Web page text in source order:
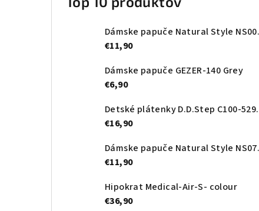
€11,90
Dámske papuče GEZER-140 Grey
€6,90
Detské
€16,90
€11,90
Hipokrat Medical-Air-S- colour
€36,90